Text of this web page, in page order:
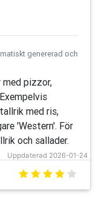
Uppdaterad 2026-01-24
genererad och
med pizzor,
med ris,
'Western'. För
och sallader.